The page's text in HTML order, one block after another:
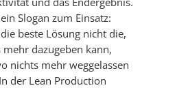
Slogan zum Einsatz:
beste Lösung nicht die,
dazugeben kann,
nichts mehr weggelassen
der Lean Production